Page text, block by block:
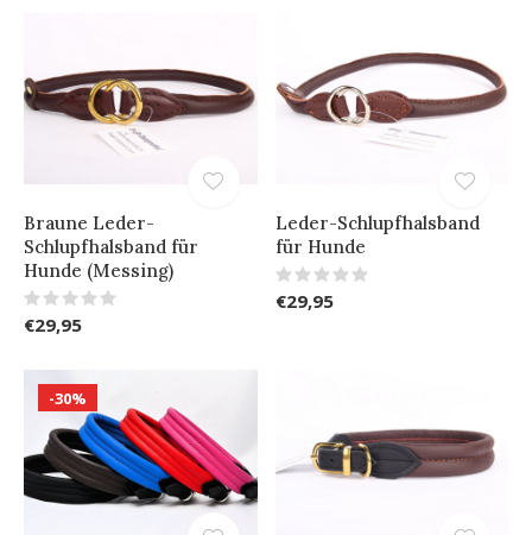
Braune Leder-
Schlupfhalsband für
Hunde (Messing)
€29,95
Leder-Schlupfhalsband
für Hunde
€29,95
-30%